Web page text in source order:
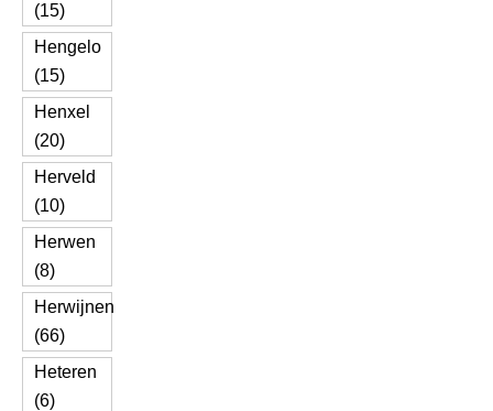
(15)
Hengelo
(15)
Henxel
(20)
Herveld
(10)
Herwen
(8)
Herwijnen
(66)
Heteren
(6)